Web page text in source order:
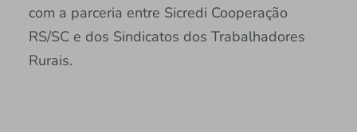
com a parceria entre Sicredi Cooperação
RS/SC e dos Sindicatos dos Trabalhadores
Rurais.